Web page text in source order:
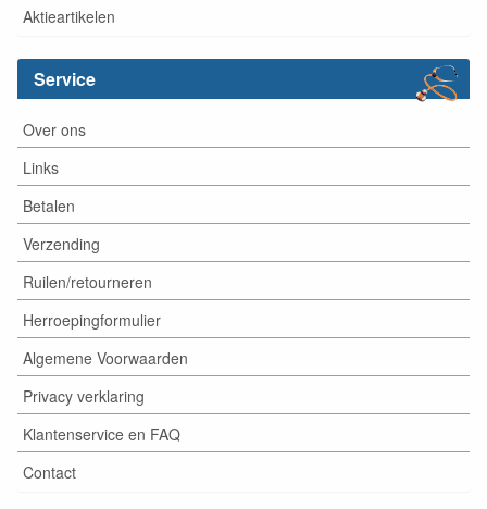
Aktieartikelen
Service
Over ons
Links
Betalen
Verzending
Ruilen/retourneren
Herroepingformulier
Algemene Voorwaarden
Privacy verklaring
Klantenservice en FAQ
Contact